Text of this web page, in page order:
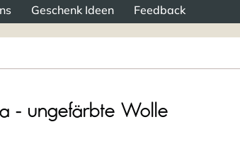
Geschenk Ideen Feedback
- ungefärbte Wolle